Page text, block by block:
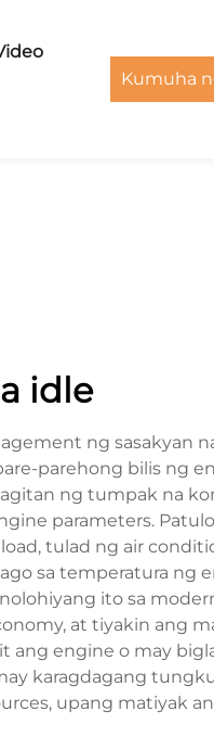
Kumuha
idle
ng sasakyan
parehong bilis ng
ng tumpak na
parameters.
tulad ng air
sa temperatura ng
ito sa
at tiyakin ang
engine o may
karagdagang
upang matiyak